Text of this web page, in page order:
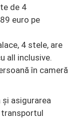
de 4
euro pe
4 stele, are
all inclusive.
în cameră
şi asigurarea